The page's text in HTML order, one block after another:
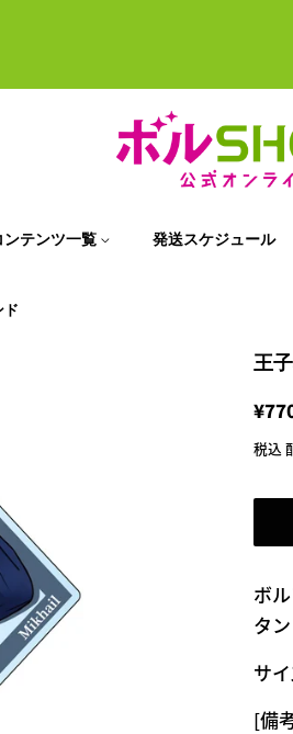
ンテンツ一覧 発送スケジュール
ド
王
通
常
格
税込
ボ
タ
サ
[備